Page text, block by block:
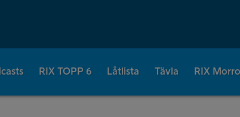
RIX TOPP 6 Låtlista Tävla RIX